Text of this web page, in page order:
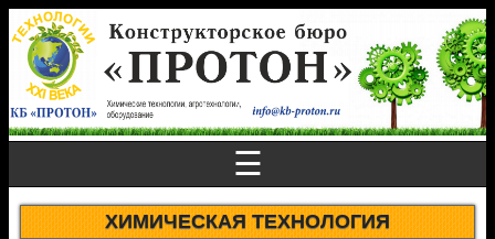
☰
ХИМИЧЕСКАЯ ТЕХНОЛОГИЯ